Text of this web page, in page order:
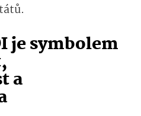
je symbolem
a